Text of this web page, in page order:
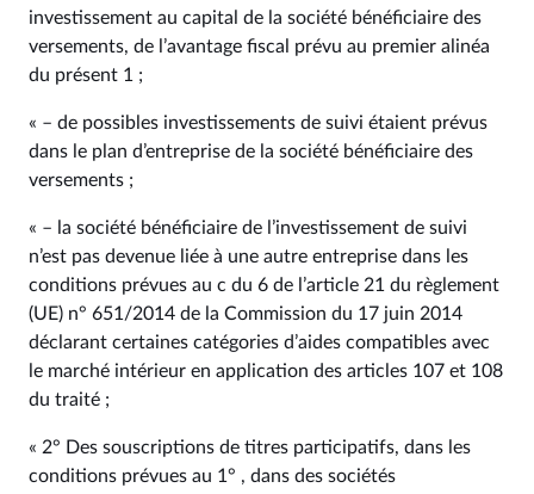
investissement au capital de la société bénéficiaire des
versements, de l’avantage fiscal prévu au premier alinéa
du présent 1 ;
« – de possibles investissements de suivi étaient prévus
dans le plan d’entreprise de la société bénéficiaire des
versements ;
« – la société bénéficiaire de l’investissement de suivi
n’est pas devenue liée à une autre entreprise dans les
conditions prévues au c du 6 de l’article 21 du règlement
(UE) n° 651/2014 de la Commission du 17 juin 2014
déclarant certaines catégories d’aides compatibles avec
le marché intérieur en application des articles 107 et 108
du traité ;
« 2° Des souscriptions de titres participatifs, dans les
conditions prévues au 1° , dans des sociétés